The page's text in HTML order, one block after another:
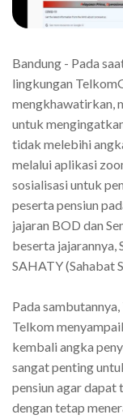
Bandung - Pada
lingkungan
mengkhawatirkan,
untuk
tidak melebihi
melalui aplikasi
sosialisasi untuk
peserta pensiun
jajaran BOD dan
beserta jajarannya,
SAHATY (Sahabat
Pada
Telkom
kembali angka
sangat penting
pensiun agar
dengan tetap